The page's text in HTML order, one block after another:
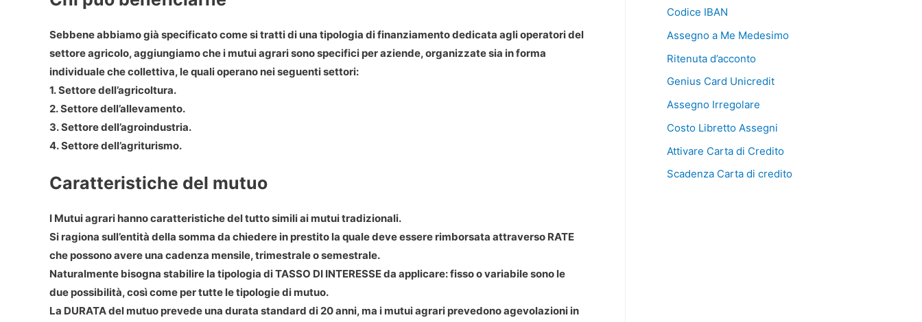
Sebbene abbiamo già specificato come si tratti di una tipologia di finanziamento dedicata agli operatori del
settore agricolo, aggiungiamo che i mutui agrari sono specifici per aziende, organizzate sia in forma
individuale che collettiva, le quali operano nei seguenti settori:
1. Settore dell’agricoltura.
2. Settore dell’allevamento.
3. Settore dell’agroindustria.
4. Settore dell’agriturismo.
Caratteristiche del mutuo
I Mutui agrari hanno caratteristiche del tutto simili ai mutui tradizionali.
Si ragiona sull’entità della somma da chiedere in prestito la quale deve essere rimborsata attraverso RATE
che possono avere una cadenza mensile, trimestrale o semestrale.
Naturalmente bisogna stabilire la tipologia di TASSO DI INTERESSE da applicare: fisso o variabile sono le
due possibilità, così come per tutte le tipologie di mutuo.
La DURATA del mutuo prevede una durata standard di 20 anni, ma i mutui agrari prevedono agevolazioni in
Codice IBAN
Assegno a Me Medesimo
Ritenuta d’acconto
Genius Card Unicredit
Assegno Irregolare
Costo Libretto Assegni
Attivare Carta di Credito
Scadenza Carta di credito